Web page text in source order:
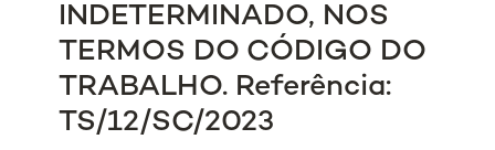
INDETERMINADO, NOS
TERMOS DO CÓDIGO DO
TRABALHO. Referência:
TS/12/SC/2023